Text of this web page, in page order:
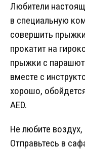
Любители
в специальную
совершить
прокатит на
прыжки с
вместе с
хорошо,
АЕD.
Не любите
Отправьтесь в